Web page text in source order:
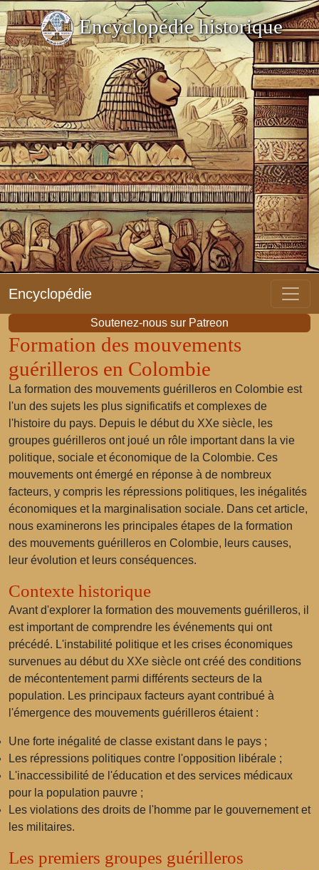
Encyclopédie historique
Encyclopédie
Soutenez-nous sur Patreon
Formation des mouvements
guérilleros en Colombie
La formation des mouvements guérilleros en Colombie est
l'un des sujets les plus significatifs et complexes de
l'histoire du pays. Depuis le début du XXe siècle, les
groupes guérilleros ont joué un rôle important dans la vie
politique, sociale et économique de la Colombie. Ces
mouvements ont émergé en réponse à de nombreux
facteurs, y compris les répressions politiques, les inégalités
économiques et la marginalisation sociale. Dans cet article,
nous examinerons les principales étapes de la formation
des mouvements guérilleros en Colombie, leurs causes,
leur évolution et leurs conséquences.
Contexte historique
Avant d'explorer la formation des mouvements guérilleros, il
est important de comprendre les événements qui ont
précédé. L'instabilité politique et les crises économiques
survenues au début du XXe siècle ont créé des conditions
de mécontentement parmi différents secteurs de la
population. Les principaux facteurs ayant contribué à
l'émergence des mouvements guérilleros étaient :
Une forte inégalité de classe existant dans le pays ;
Les répressions politiques contre l'opposition libérale ;
L'inaccessibilité de l'éducation et des services médicaux
pour la population pauvre ;
Les violations des droits de l'homme par le gouvernement et
les militaires.
Les premiers groupes guérilleros